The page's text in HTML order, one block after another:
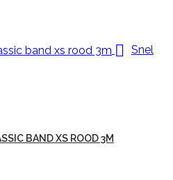
 Snel
BAND XS ROOD 3M